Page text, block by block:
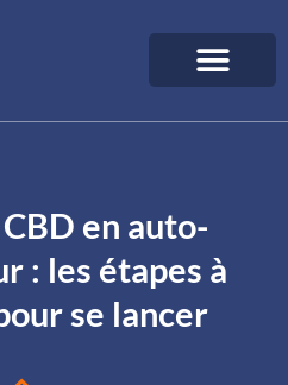
en auto-
: les étapes à
se lancer